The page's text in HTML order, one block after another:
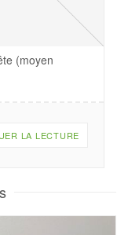
(moyen
LA LECTURE